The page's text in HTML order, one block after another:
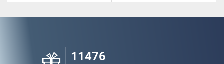
11476